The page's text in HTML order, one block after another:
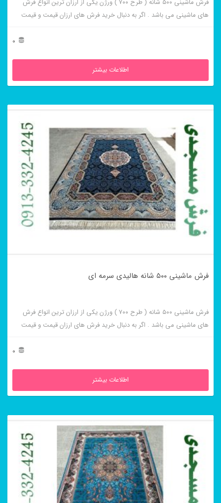
های ماشینی می باشد . اگر به دنبال خرید فرش های ارزان قیمت و قیمت
0
اطلاعات بیشتر
فرش ماشینی ۵۰۰ شانه هالیدی سرمه ای
فرش ماشینی ۵۰۰ شانه ( طرح ۷۰۰ ) ورژن یکی از ارزان ترین انواع فرش
های ماشینی می باشد . اگر به دنبال خرید فرش های ارزان قیمت و قیمت
هالیدی سرمه ای از برجسته ترین و پر فروش ترین این طرح ها می باشد . 0
اطلاعات بیشتر